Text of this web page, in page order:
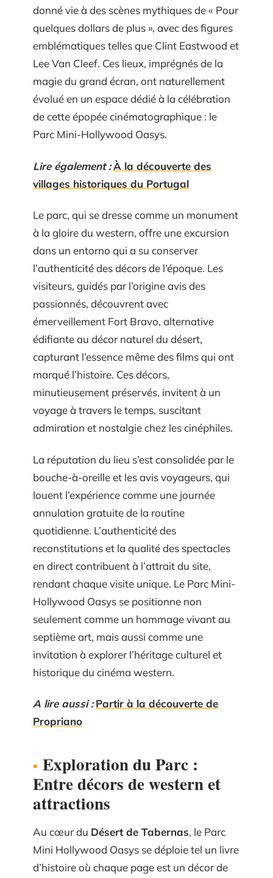
donné vie à des scènes mythiques de « Pour
quelques dollars de plus », avec des figures
emblématiques telles que Clint Eastwood et
Lee Van Cleef. Ces lieux, imprégnés de la
magie du grand écran, ont naturellement
évolué en un espace dédié à la célébration
de cette épopée cinématographique : le
Parc Mini-Hollywood Oasys.
Lire également :À la découverte des
villages historiques du Portugal
Le parc, qui se dresse comme un monument
à la gloire du western, offre une excursion
dans un entorno qui a su conserver
l’authenticité des décors de l’époque. Les
visiteurs, guidés par l’origine avis des
passionnés, découvrent avec
émerveillement Fort Bravo, alternative
édifiante au décor naturel du désert,
capturant l’essence même des films qui ont
marqué l’histoire. Ces décors,
minutieusement préservés, invitent à un
voyage à travers le temps, suscitant
admiration et nostalgie chez les cinéphiles.
La réputation du lieu s’est consolidée par le
bouche-à-oreille et les avis voyageurs, qui
louent l’expérience comme une journée
annulation gratuite de la routine
quotidienne. L’authenticité des
reconstitutions et la qualité des spectacles
en direct contribuent à l’attrait du site,
rendant chaque visite unique. Le Parc Mini-
Hollywood Oasys se positionne non
seulement comme un hommage vivant au
septième art, mais aussi comme une
invitation à explorer l’héritage culturel et
historique du cinéma western.
A lire aussi : Partir à la découverte de
Propriano
Exploration du Parc :
Entre décors de western et
attractions
Au cœur du Désert de Tabernas, le Parc
Mini Hollywood Oasys se déploie tel un livre
d’histoire où chaque page est un décor de